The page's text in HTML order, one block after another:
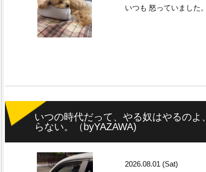
いつも 怒っていまし
いつの時代だって、やる奴はやるのよ
らない。（byYAZAWA)
2026.08.01 (Sat)